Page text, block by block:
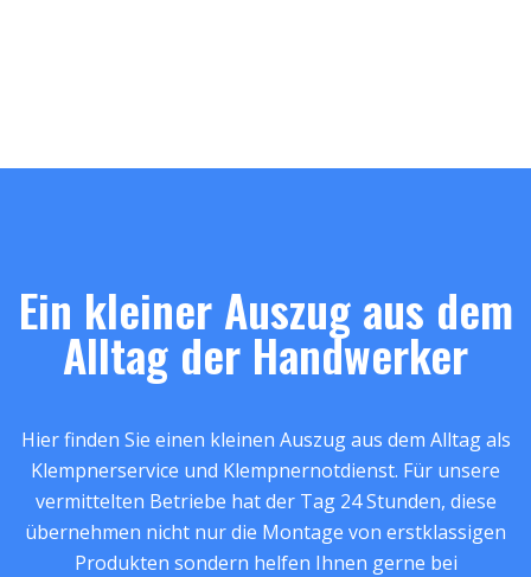
Ein kleiner Auszug aus dem
Alltag der Handwerker
Hier finden Sie einen kleinen Auszug aus dem Alltag als
Klempnerservice und Klempnernotdienst. Für unsere
vermittelten Betriebe hat der Tag 24 Stunden, diese
übernehmen nicht nur die Montage von erstklassigen
Produkten sondern helfen Ihnen gerne bei